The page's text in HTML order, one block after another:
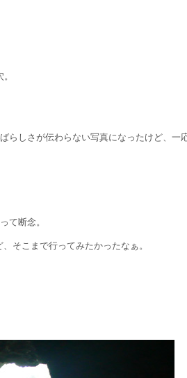
しさが伝わらない写真になったけど、一
て断念。
そこまで行ってみたかったなぁ。